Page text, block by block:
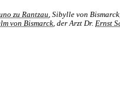
zu Rantzau, Sibylle von
von Bismarck, der Arzt Dr. Ernst